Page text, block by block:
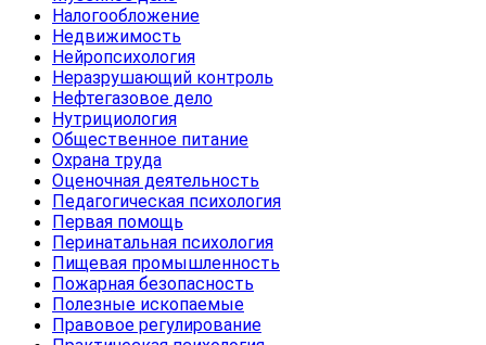
Налогообложение
Недвижимость
Нейропсихология
Неразрушающий контроль
Нефтегазовое дело
Нутрициология
Общественное питание
Охрана труда
Оценочная деятельность
Педагогическая психология
Первая помощь
Перинатальная психология
Пищевая промышленность
Пожарная безопасность
Полезные ископаемые
Правовое регулирование